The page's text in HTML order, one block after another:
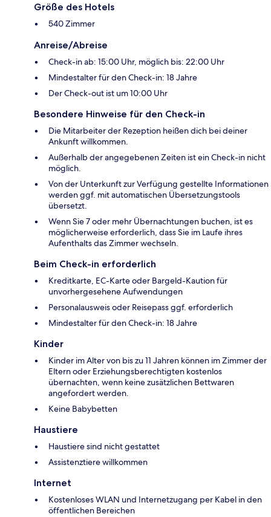
Größe des Hotels
540 Zimmer
Anreise/Abreise
Check-in ab: 15:00 Uhr, möglich bis: 22:00 Uhr
Mindestalter für den Check-in: 18 Jahre
Der Check-out ist um 10:00 Uhr
Besondere Hinweise für den Check-in
Die Mitarbeiter der Rezeption heißen dich bei deiner
Ankunft willkommen.
Außerhalb der angegebenen Zeiten ist ein Check-in nicht
möglich.
Von der Unterkunft zur Verfügung gestellte Informationen
werden ggf. mit automatischen Übersetzungstools
übersetzt.
Wenn Sie 7 oder mehr Übernachtungen buchen, ist es
möglicherweise erforderlich, dass Sie im Laufe ihres
Aufenthalts das Zimmer wechseln.
Beim Check-in erforderlich
Kreditkarte, EC-Karte oder Bargeld-Kaution für
unvorhergesehene Aufwendungen
Personalausweis oder Reisepass ggf. erforderlich
Mindestalter für den Check-in: 18 Jahre
Kinder
Kinder im Alter von bis zu 11 Jahren können im Zimmer der
Eltern oder Erziehungsberechtigten kostenlos
übernachten, wenn keine zusätzlichen Bettwaren
angefordert werden.
Keine Babybetten
Haustiere
Haustiere sind nicht gestattet
Assistenztiere willkommen
Internet
Kostenloses WLAN und Internetzugang per Kabel in den
öffentlichen Bereichen